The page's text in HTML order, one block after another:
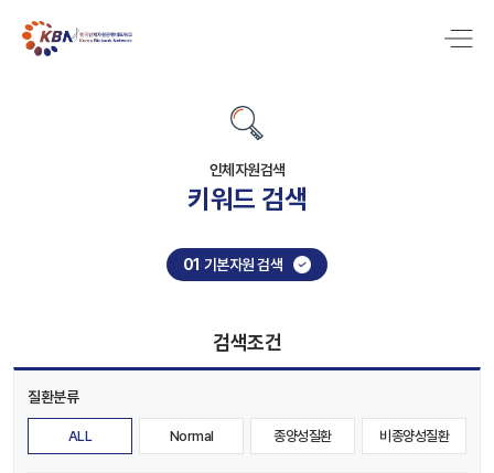
인체자원검색
키워드 검색
01 기본자원 검색
검색조건
질환분류
ALL Normal 종양성질환 비종양성질환